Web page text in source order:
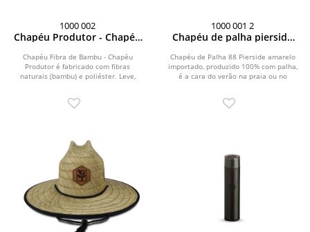
1000 002
Chapéu Produtor - Chapéu
Chapéu Fibra de Bambu - Chapéu
Produtor é fabricado com fibras
naturais (bambu) e poliéster. Leve,
1000 001 2
Chapéu de palha pierside
frontal e lateral
Chapéu de Palha 88 Pierside amarelo
importado, produzido 100% com palha,
é a cara do verão na praia ou no